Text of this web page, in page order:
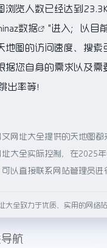
浏览人数已经达到
数据
"进入；以目
地图的访问速度、搜
据您自身的需求以及
出率等！
文网址大全提供的天地图
址大全实际控制，在2025
可以直接联系网站管理员进
大全致力于优质、实用的网络
航